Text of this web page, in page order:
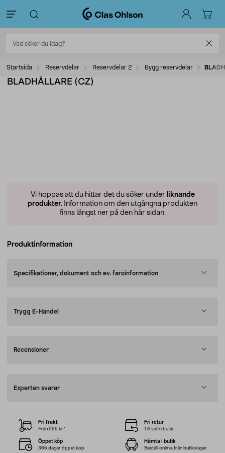
Startsida Reservdelar Reservdelar 2 Bygg reservdelar
BLADHÅLLARE (CZ)
Vi hoppas att du hittar det du söker under liknande
produkter. Information om den utgångna produkten
finns längst ner på den här sidan.
Produktinformation
Specifikationer, dokument och ev. faroinformation
Trygg E-Handel
Recensioner
Experten svarar
Fri frakt
Från 599 kr*
Fri retur
Till valfri butik
Öppet köp
365 dagar öppet köp
Hämta i butik
Beställ online, från butikslager